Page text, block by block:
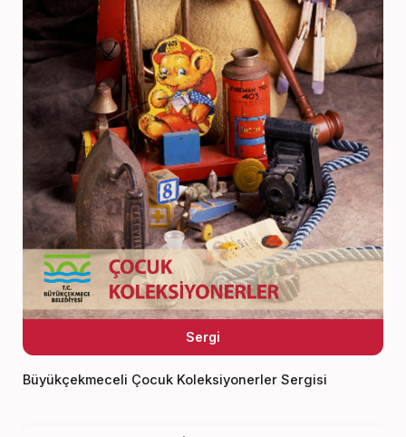
Sergi
Büyükçekmeceli Çocuk Koleksiyonerler Sergisi